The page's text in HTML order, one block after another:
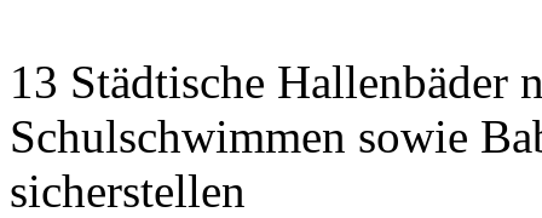
13 Städtische Hallenbäder
Schulschwimmen sowie
sicherstellen